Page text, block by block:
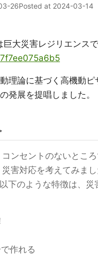
26Posted at 2024-03-14
巨大災害レジリエンス
理論に基づく高機動
発展を提唱しました。
ンセントのないとこ
害対応を考えてみまし
下のような特徴は、
作れる